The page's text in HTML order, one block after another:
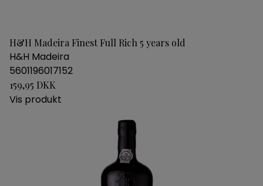
H&H Madeira Finest Full Rich 5 years old
H&H Madeira
5601196017152
159,95 DKK
Vis produkt